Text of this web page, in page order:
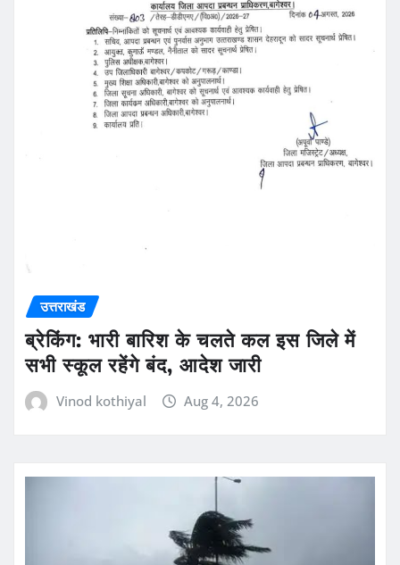
उत्तराखंड
ब्रेकिंग: भारी बारिश के चलते कल इस जिले में
सभी स्कूल रहेंगे बंद, आदेश जारी
Vinod kothiyal Aug 4, 2026